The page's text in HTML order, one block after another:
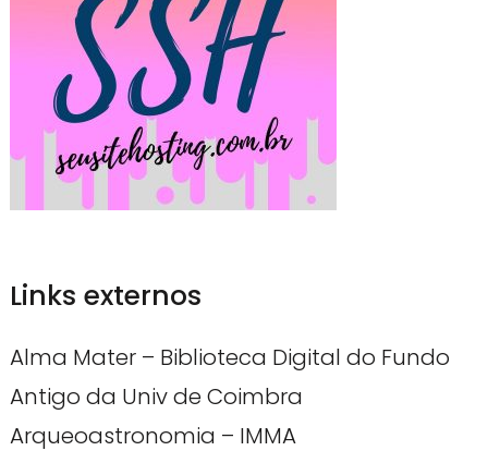
Links externos
Alma Mater – Biblioteca Digital do Fundo
Antigo da Univ de Coimbra
Arqueoastronomia – IMMA